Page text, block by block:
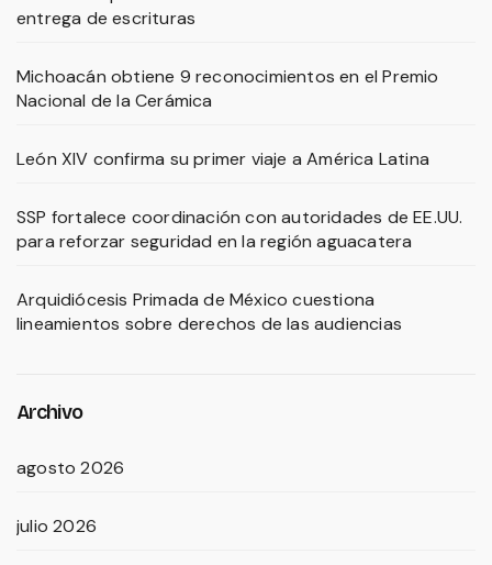
entrega de escrituras
Michoacán obtiene 9 reconocimientos en el Premio
Nacional de la Cerámica
León XIV confirma su primer viaje a América Latina
SSP fortalece coordinación con autoridades de EE.UU.
para reforzar seguridad en la región aguacatera
Arquidiócesis Primada de México cuestiona
lineamientos sobre derechos de las audiencias
Archivo
agosto 2026
julio 2026